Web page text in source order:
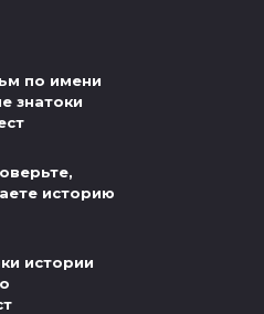
по имени
знатоки
историю
истории